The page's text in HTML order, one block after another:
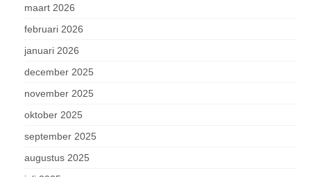
maart 2026
februari 2026
januari 2026
december 2025
november 2025
oktober 2025
september 2025
augustus 2025